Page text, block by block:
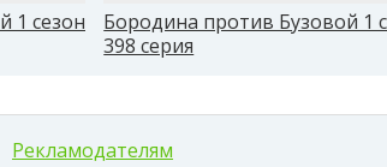
1 сезон
Бородина против Бузовой 1
398 серия
Рекламодателям